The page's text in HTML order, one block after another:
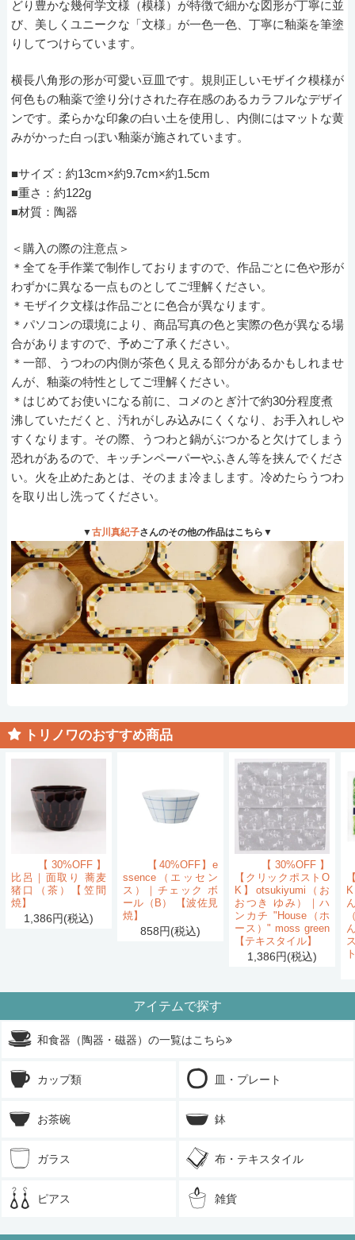
どり豊かな幾何学文様（模様）が特徴で細かな図形が丁寧に並
び、美しくユニークな「文様」が一色一色、丁寧に釉薬を筆塗
りしてつけらています。
横長八角形の形が可愛い豆皿です。規則正しいモザイク模様が
何色もの釉薬で塗り分けされた存在感のあるカラフルなデザイ
ンです。柔らかな印象の白い土を使用し、内側にはマットな黄
みがかった白っぽい釉薬が施されています。
■サイズ：約13cm×約9.7cm×約1.5cm
■重さ：約122g
■材質：陶器
＜購入の際の注意点＞
＊全てを手作業で制作しておりますので、作品ごとに色や形が
わずかに異なる一点ものとしてご理解ください。
＊モザイク文様は作品ごとに色合が異なります。
＊パソコンの環境により、商品写真の色と実際の色が異なる場
合がありますので、予めご了承ください。
＊一部、うつわの内側が茶色く見える部分があるかもしれませ
んが、釉薬の特性としてご理解ください。
＊はじめてお使いになる前に、コメのとぎ汁で約30分程度煮
沸していただくと、汚れがしみ込みにくくなり、お手入れしや
すくなります。その際、うつわと鍋がぶつかると欠けてしまう
恐れがあるので、キッチンペーパーやふきん等を挟んでくださ
い。火を止めたあとは、そのまま冷まします。冷めたらうつわ
を取り出し洗ってください。
▼古川真紀子さんのその他の作品はこちら▼
トリノワのおすすめ商品
【30%OFF】
比呂｜面取り 蕎麦
猪口（茶）【笠間
焼】
1,386円(税込)
【40%OFF】e
ssence（エッセン
ス）｜チェック ボ
ール（B） 【波佐見
焼】
858円(税込)
【30%OFF】
【クリックポストO
K】otsukiyumi（お
おつき ゆみ）｜ハ
ンカチ "House（ホ
ース）" moss green
【テキスタイル】
1,386円(税込)
アイテムで探す
和食器（陶器・磁器）の一覧はこちら
カップ類 皿・プレート
お茶碗 鉢
ガラス 布・テキスタイル
ピアス 雑貨